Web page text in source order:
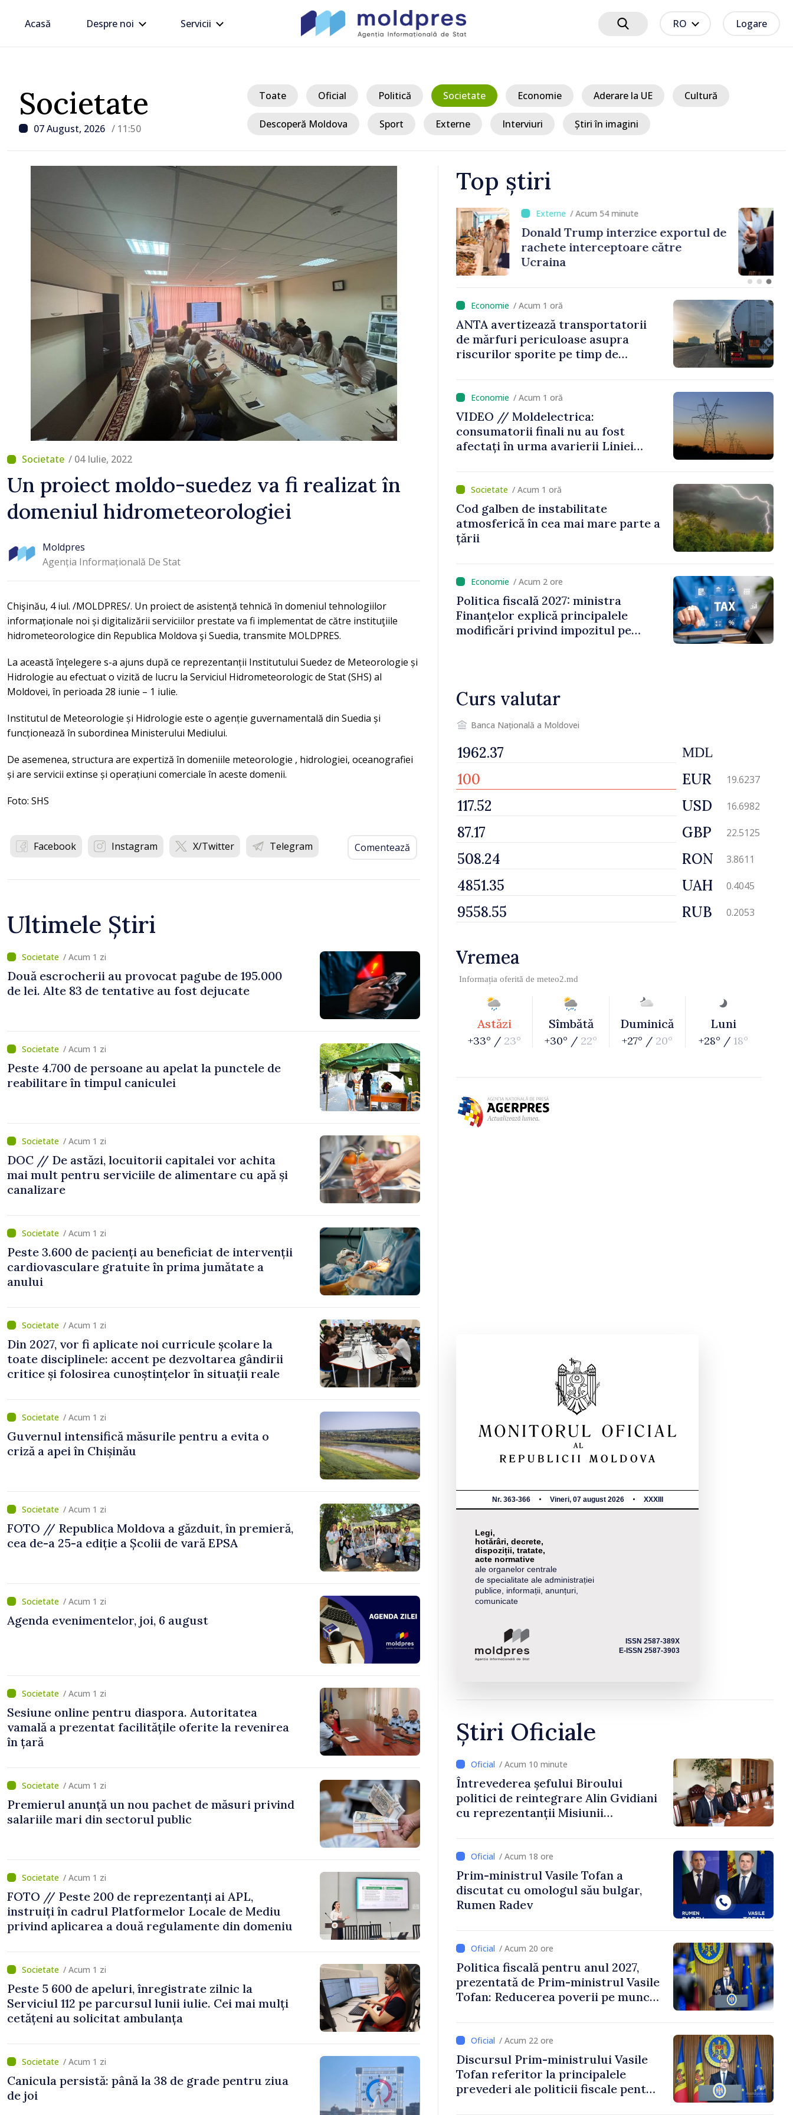
Acasă Despre noi Servicii RO Logare
Societate
07 August, 2026 / 11:50
Toate Oficial Politică Societate Economie Aderare la UE Cultură
Descoperă Moldova Sport Externe Interviuri Știri în imagini
/ 04 Iulie, 2022
Un proiect moldo-suedez va fi realizat în
domeniul hidrometeorologiei
Moldpres
Agenția Informațională De Stat
Chişinău, 4 iul. /MOLDPRES/. Un proiect de asistență tehnică în domeniul tehnologiilor
informaționale noi și digitalizării serviciilor prestate va fi implementat de către instituţiile
hidrometeorologice din Republica Moldova şi Suedia, transmite MOLDPRES.
La această înţelegere s-a ajuns după ce reprezentanții Institutului Suedez de Meteorologie și
Hidrologie au efectuat o vizită de lucru la Serviciul Hidrometeorologic de Stat (SHS) al
Moldovei, în perioada 28 iunie – 1 iulie.
Institutul de Meteorologie și Hidrologie este o agenție guvernamentală din Suedia și
funcționează în subordinea Ministerului Mediului.
De asemenea, structura are expertiză în domeniile meteorologie , hidrologiei, oceanografiei
și are servicii extinse și operațiuni comerciale în aceste domenii.
Foto: SHS
Facebook Instagram X/Twitter Telegram Comentează
Ultimele Știri
/ Acum 1 zi
Două escrocherii au provocat pagube de 195.000
de lei. Alte 83 de tentative au fost dejucate
/ Acum 1 zi
Peste 4.700 de persoane au apelat la punctele de
reabilitare în timpul caniculei
/ Acum 1 zi
DOC // De astăzi, locuitorii capitalei vor achita
mai mult pentru serviciile de alimentare cu apă și
canalizare
/ Acum 1 zi
Peste 3.600 de pacienți au beneficiat de intervenții
cardiovasculare gratuite în prima jumătate a
anului
/ Acum 1 zi
Din 2027, vor fi aplicate noi curricule școlare la
toate disciplinele: accent pe dezvoltarea gândirii
critice și folosirea cunoștințelor în situații reale
/ Acum 1 zi
Guvernul intensifică măsurile pentru a evita o
criză a apei în Chișinău
/ Acum 1 zi
FOTO // Republica Moldova a găzduit, în premieră,
cea de-a 25-a ediție a Școlii de vară EPSA
/ Acum 1 zi
Agenda evenimentelor, joi, 6 august
/ Acum 1 zi
Sesiune online pentru diaspora. Autoritatea
vamală a prezentat facilitățile oferite la revenirea
în țară
/ Acum 1 zi
Premierul anunță un nou pachet de măsuri privind
salariile mari din sectorul public
/ Acum 1 zi
FOTO // Peste 200 de reprezentanți ai APL,
instruiți în cadrul Platformelor Locale de Mediu
privind aplicarea a două regulamente din domeniu
/ Acum 1 zi
Peste 5 600 de apeluri, înregistrate zilnic la
Serviciul 112 pe parcursul lunii iulie. Cei mai mulți
cetățeni au solicitat ambulanța
/ Acum 1 zi
Canicula persistă: până la 38 de grade pentru ziua
de joi
Top știri
/ Acum 31 minute
Forumul Diasporei, desfășurat la
Chișinău. Maia Sandu: „Republica
Moldova avansează cu viteză spre
UE, iar diaspora poate juca un rol
important în promovarea și
susținerea acestui parcurs”
/ Acum 54 minute
Donald Trump interzice exportul de
rachete interceptoare către
Ucraina
/ Acum 1 oră
ANTA avertizează transportatorii
de mărfuri periculoase asupra
riscurilor sporite pe timp de
/ Acum 1 oră
VIDEO // Moldelectrica:
consumatorii finali nu au fost
afectați în urma avarierii Liniei
prioritar / Acum 1 oră
Cod galben de instabilitate
atmosferică în cea mai mare parte a
țării
/ Acum 2 ore
Politica fiscală 2027: ministra
Finanțelor explică principalele
modificări privind impozitul pe
Curs valutar
Banca Națională a Moldovei
MDL
EUR 19.6237
USD 16.6982
GBP 22.5125
RON 3.8611
UAH 0.4045
RUB 0.2053
Vremea
Informația oferită de meteo2.md
Astăzi
+33° / 23°
Sîmbătă
+30° / 22°
Duminică
+27° / 20°
Luni
+28° / 18°
Nr. 363-366 Vineri, 07 august 2026 XXXIII
Legi,
hotărâri, decrete,
dispoziții, tratate,
acte normative
ale organelor centrale
de specialitate ale administrației
publice, informații, anunțuri,
comunicate
ISSN 2587-389X
E-ISSN 2587-3903
Știri Oficiale
/ Acum 10 minute
Întrevederea șefului Biroului
politici de reintegrare Alin Gvidiani
cu reprezentanții Misiunii
/ Acum 18 ore
Prim-ministrul Vasile Tofan a
discutat cu omologul său bulgar,
Rumen Radev
/ Acum 20 ore
Politica fiscală pentru anul 2027,
prezentată de Prim-ministrul Vasile
Tofan: Reducerea poverii pe muncă,
/ Acum 22 ore
Discursul Prim-ministrului Vasile
Tofan referitor la principalele
prevederi ale politicii fiscale pentru